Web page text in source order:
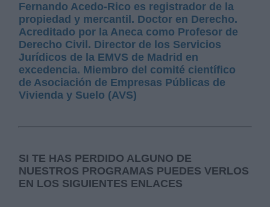
Fernando Acedo-Rico es registrador de la
propiedad y mercantil. Doctor en Derecho.
Acreditado por la Aneca como Profesor de
Derecho Civil. Director de los Servicios
Jurídicos de la EMVS de Madrid en
excedencia. Miembro del comité científico
de Asociación de Empresas Públicas de
Vivienda y Suelo (AVS)
SI TE HAS PERDIDO ALGUNO DE
NUESTROS PROGRAMAS PUEDES VERLOS
EN LOS SIGUIENTES ENLACES